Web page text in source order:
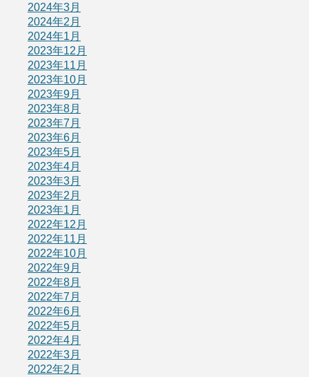
2024年3月
2024年2月
2024年1月
2023年12月
2023年11月
2023年10月
2023年9月
2023年8月
2023年7月
2023年6月
2023年5月
2023年4月
2023年3月
2023年2月
2023年1月
2022年12月
2022年11月
2022年10月
2022年9月
2022年8月
2022年7月
2022年6月
2022年5月
2022年4月
2022年3月
2022年2月